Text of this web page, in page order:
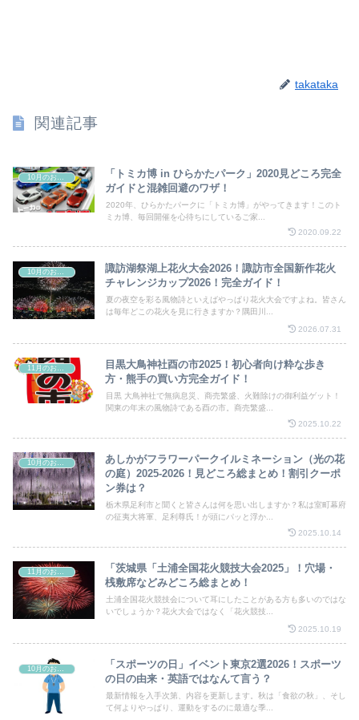
takataka
関連記事
10月のお祭り
「トミカ博 in ひらかたパーク」2020見どころ完全
ガイドと混雑回避のワザ！
2020年、ひらかたパークに「トミカ博」がやってきます！このト
ミカ博、毎回開催を心待ちにしているご家...
2020.09.22
10月のお祭り
諏訪湖祭湖上花火大会2026！諏訪市全国新作花火
チャレンジカップ2026！完全ガイド！
夏の夜空を彩る風物詩といえばやっぱり花火大会ですよね。皆さん
は毎年どこの花火を見に行きますか？隅田川...
2026.07.31
11月のお祭り
目黒大鳥神社酉の市2025！初心者向け粋な歩き
方・熊手の買い方完全ガイド！
目黒 大鳥神社で無病息災、商売繁盛、火難除けの御利益ゲット！
関東の年末の風物詩である酉の市。商売繁盛...
2025.10.22
10月のお祭り
あしかがフラワーパークイルミネーション（光の花
の庭）2025‐2026！見どころ総まとめ！割引クーポ
ン券は？
栃木県足利市と聞くと皆さんは何を思い出しますか？私は室町幕府
の征夷大将軍、足利尊氏！が頭にパッと浮か...
2025.10.14
11月のお祭り
「茨城県「土浦全国花火競技大会2025」！穴場・
桟敷席などみどころ総まとめ！
土浦全国花火競技会について耳にしたことがある方も多いのではな
いでしょうか？花火大会ではなく「花火競技...
2025.10.19
「スポーツの日」イベント東京2選2026！スポーツ
の日の由来・英語ではなんて言う？
最新情報を入手次第、内容を更新します。秋は「食欲の秋」、そし
て何よりやっぱり、運動をするのに最適な季...